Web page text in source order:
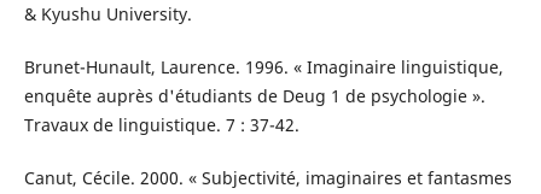
& Kyushu University.
Brunet-Hunault, Laurence. 1996. « Imaginaire linguistique,
enquête auprès d'étudiants de Deug 1 de psychologie ».
Travaux de linguistique. 7 : 37-42.
Canut, Cécile. 2000. « Subjectivité, imaginaires et fantasmes